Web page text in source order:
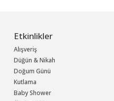
Etkinlikler
Alışveriş
Düğün & Nikah
Doğum Günü
Kutlama
Baby Shower